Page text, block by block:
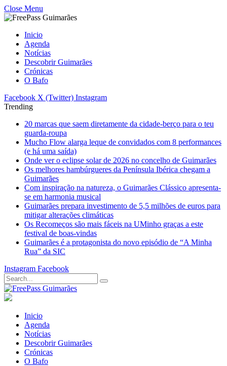
Close Menu
Inicio
Agenda
Notícias
Descobrir Guimarães
Crónicas
O Bafo
Facebook X (Twitter) Instagram
Trending
20 marcas que saem diretamente da cidade-berço para o teu
guarda-roupa
Mucho Flow alarga leque de convidados com 8 performances
(e há uma saída)
Onde ver o eclipse solar de 2026 no concelho de Guimarães
Os melhores hambúrgueres da Península Ibérica chegam a
Guimarães
Com inspiração na natureza, o Guimarães Clássico apresenta-
se em harmonia musical
Guimarães prepara investimento de 5,5 milhões de euros para
mitigar alterações climáticas
Os Recomeços são mais fáceis na UMinho graças a este
festival de boas-vindas
Guimarães é a protagonista do novo episódio de “A Minha
Rua” da SIC
Instagram Facebook
Inicio
Agenda
Notícias
Descobrir Guimarães
Crónicas
O Bafo